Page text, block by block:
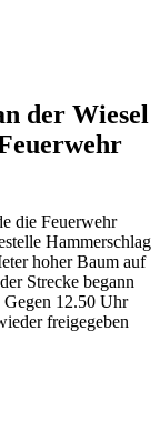
der Wiesel
die Feuerwehr
Hammerschlag
hoher Baum auf
Strecke begann
Gegen 12.50 Uhr
freigegeben